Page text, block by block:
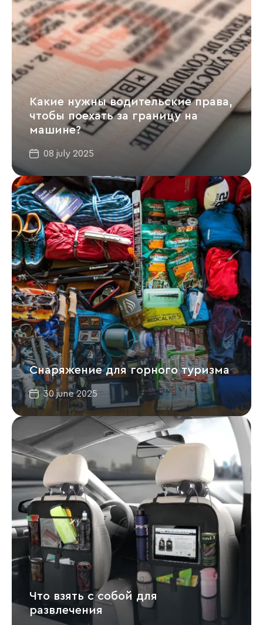
Какие нужны водительские права,
чтобы поехать за границу на
машине?
08 july 2025
Снаряжение для горного туризма
30 june 2025
Что взять с собой для
развлечения